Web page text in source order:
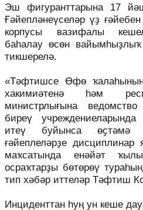
Эш фигуранттарына 17
Ғәйепләнеүселәр үҙ
корпусы вазифалы
баһалау өсөн
тикшерелә.
«Тәфтишсе Өфө
хакимиәтенә һәм
министрлығына
биреү
итеү буйынса өҫтәмә
ғәйеплеләрҙе
маҡсатында енәйәт
осраҡтарҙы бөтөрөү
тип хәбәр иттеләр Тәфтиш
Инциденттан һуң ун кеше